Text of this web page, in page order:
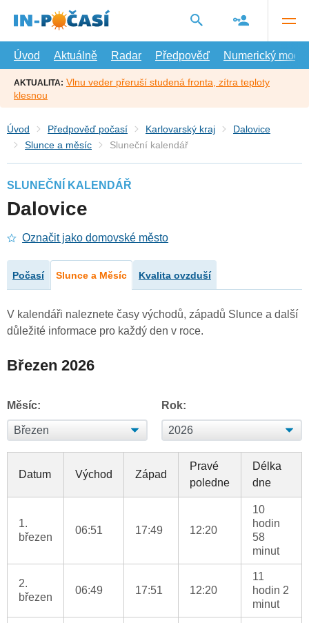
hlavní
Úvod
Aktuálně Radar Předpověď Numerický model
AKTUALITA: Vlnu veder přeruší studená fronta, zítra teploty
klesnou
Úvod Předpověď počasí Karlovarský kraj
Dalovice
Slunce a měsíc
Sluneční kalendář
SLUNEČNÍ KALENDÁŘ
Dalovice
Označit jako domovské město
Počasí Slunce a Měsíc Kvalita ovzduší
V kalendáři naleznete časy východů, západů Slunce a další
důležité informace pro každý den v roce.
Březen 2026
Měsíc: Rok:
Datum Východ Západ
Pravé
poledne
Délka
dne
1.
březen
06:51 17:49 12:20
10
hodin
58
minut
2.
březen
06:49 17:51 12:20
11
hodin 2
minut